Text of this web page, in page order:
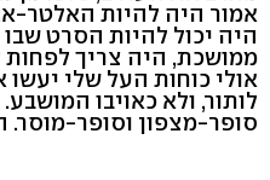
אמור היה להיות האלטר-
היה יכול להיות הסרט
ממושכת, היה צריך לפחות
אולי כוחות העל שלי יעשו
לותור, ולא כאויבו
סופר-מצפון וסופר-מוסר.